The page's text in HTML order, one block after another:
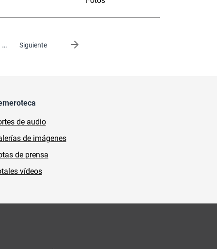
… Siguiente
Siguiente página
de audio
de imágenes
de prensa
vídeos